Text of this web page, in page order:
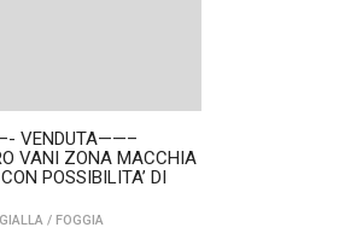
VENDUTA——–
VANI ZONA MACCHIA
POSSIBILITA’ DI
/ FOGGIA